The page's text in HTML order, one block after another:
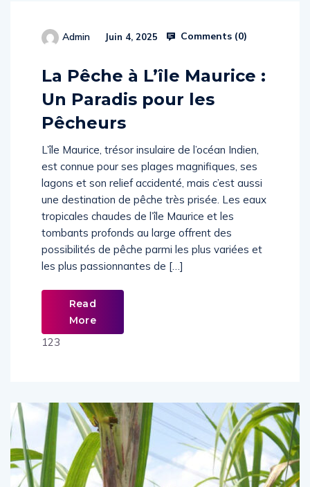
Admin Juin 4, 2025 Comments (0)
La Pêche à L’île Maurice :
Un Paradis pour les
Pêcheurs
L’île Maurice, trésor insulaire de l’océan Indien,
est connue pour ses plages magnifiques, ses
lagons et son relief accidenté, mais c’est aussi
une destination de pêche très prisée. Les eaux
tropicales chaudes de l’île Maurice et les
tombants profonds au large offrent des
possibilités de pêche parmi les plus variées et
les plus passionnantes de […]
Read
More
123